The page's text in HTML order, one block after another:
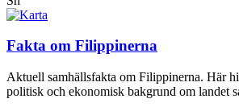
Fakta om Filippinerna
Aktuell samhällsfakta om Filippinerna. Här
politisk och ekonomisk bakgrund om landet